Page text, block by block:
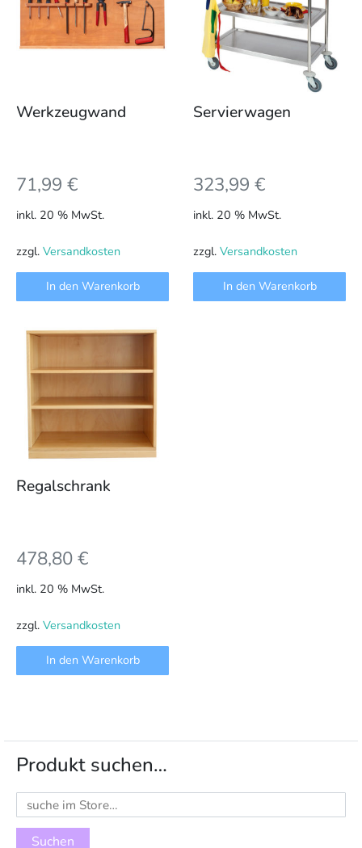
Werkzeugwand
71,99 €
inkl. 20 % MwSt.
zzgl. Versandkosten
In den Warenkorb
Servierwagen
323,99 €
inkl. 20 % MwSt.
zzgl. Versandkosten
In den Warenkorb
Regalschrank
478,80€
inkl. 20 % MwSt.
zzgl. Versandkosten
In den Warenkorb
Produkt suchen…
Suchen
nach: